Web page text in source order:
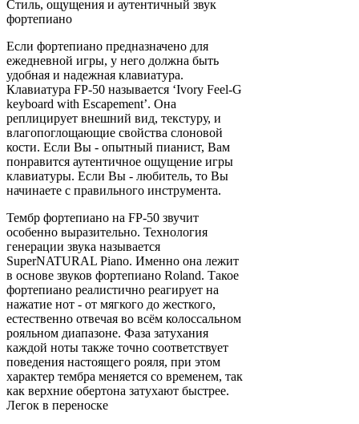
Стиль, ощущения и аутентичный звук
фортепиано
Если фортепиано предназначено для
ежедневной игры, у него должна быть
удобная и надежная клавиатура.
Клавиатура FP-50 называется ‘Ivory Feel-G
keyboard with Escapement’. Она
реплицирует внешний вид, текстуру, и
влагопоглощающие свойства слоновой
кости. Если Вы - опытный пианист, Вам
понравится аутентичное ощущение игры
клавиатуры. Если Вы - любитель, то Вы
начинаете с правильного инструмента.
Тембр фортепиано на FP-50 звучит
особенно выразительно. Технология
генерации звука называется
SuperNATURAL Piano. Именно она лежит
в основе звуков фортепиано Roland. Такое
фортепиано реалистично реагирует на
нажатие нот - от мягкого до жесткого,
естественно отвечая во всём колоссальном
рояльном диапазоне. Фаза затухания
каждой ноты также точно соответствует
поведения настоящего рояля, при этом
характер тембра меняется со временем, так
как верхние обертона затухают быстрее.
Легок в переноске